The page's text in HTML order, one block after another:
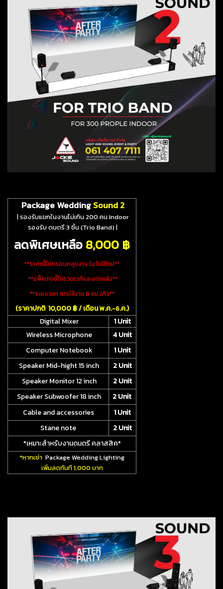
Package WeddingSound 2
| รองรับแขกในงานไม่เกิน 200 คน Indoor
รองรับ ดนตรี 3 ชิ้น (Trio Band)|
ลดพิเศษเหลือ 8,000 ฿
**ราคานี้ไม่ครอบคลุมงาน ในวันปีใหม่**
**แพ็กเกจนี้ไม่รวมเวทีและฉากหลัง**
**ระยะเวลา การใช้งาน 6 ชม./คิว**
(ราคาปกติ 10,000 ฿ / เดือน พ.ค.-ธ.ค.)
Digital Mixer
1 Unit
Wireless Microphone
4 Unit
Computer Notebook
1 Unit
Speaker Mid-hight 15 inch
2 Unit
Speaker Monitor 12 inch
2 Unit
Speaker Subwoofer 18 inch
2 Unit
Cable and accessories
1 Unit
Stane note
2 Unit
*เหมาะสำหรับงานดนตรี คลาสสิค*
*หากเช่า Package Wedding Lighting
เพิ่มลดทันที 1,000 บาท